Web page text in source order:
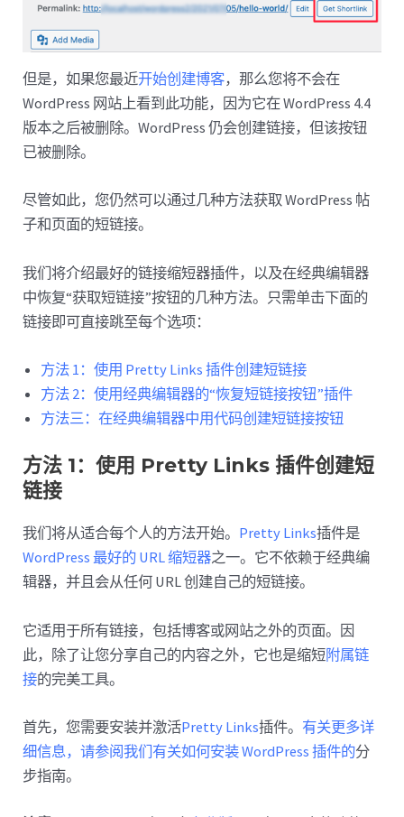
但是，如果您最近开始创建博客，那么您将不会在
WordPress 网站上看到此功能，因为它在 WordPress 4.4
版本之后被删除。WordPress 仍会创建链接，但该按钮
已被删除。
尽管如此，您仍然可以通过几种方法获取 WordPress 帖
子和页面的短链接。
我们将介绍最好的链接缩短器插件，以及在经典编辑器
中恢复“获取短链接”按钮的几种方法。只需单击下面的
链接即可直接跳至每个选项：
方法 1：使用 Pretty Links 插件创建短链接
方法 2：使用经典编辑器的“恢复短链接按钮”插件
方法三：在经典编辑器中用代码创建短链接按钮
方法 1：使用 Pretty Links 插件创建短
链接
我们将从适合每个人的方法开始。 Pretty Links插件是
WordPress 最好的 URL 缩短器之一。它不依赖于经典编
辑器，并且会从任何 URL 创建自己的短链接。
它适用于所有链接，包括博客或网站之外的页面。因
此，除了让您分享自己的内容之外，它也是缩短附属链
接的完美工具。
首先，您需要安装并激活Pretty Links插件。 有关更多详
细信息，请参阅我们有关如何安装 WordPress 插件的分
步指南。